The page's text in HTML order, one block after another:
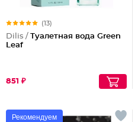
(13)
Dilis / Туалетная вода Green
Leaf
851 ₽
Рекомендуем